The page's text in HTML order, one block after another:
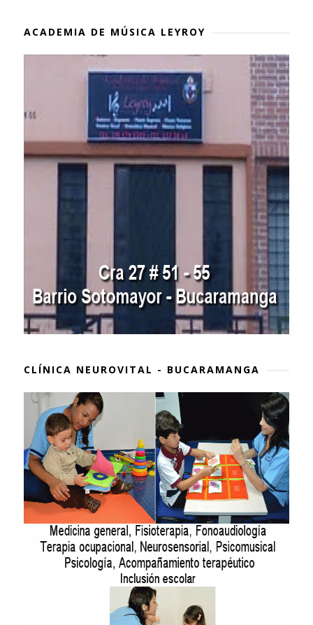
ACADEMIA DE MÚSICA LEYROY
CLÍNICA NEUROVITAL - BUCARAMANGA